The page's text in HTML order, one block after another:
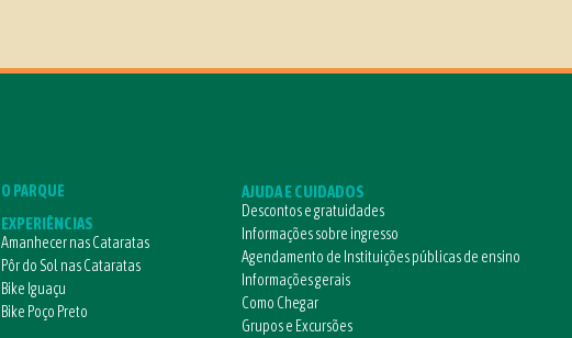
O PARQUE
EXPERIÊNCIAS
Amanhecer nas Cataratas
Pôr do Sol nas Cataratas
Bike Iguaçu
Bike Poço Preto
AJUDA E CUIDADOS
Descontos e gratuidades
Informações sobre ingresso
Agendamento de Instituições públicas de ensino
Informações gerais
Como Chegar
Grupos e Excursões